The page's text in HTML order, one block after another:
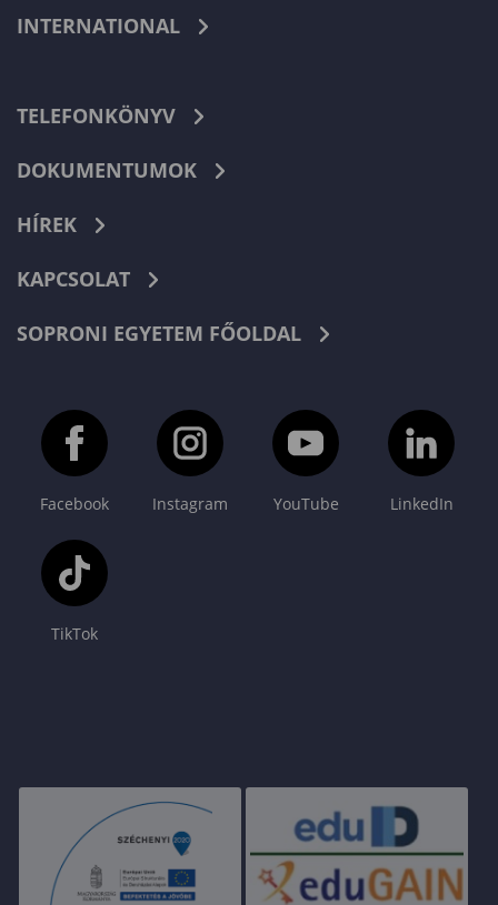
INTERNATIONAL
TELEFONKÖNYV
DOKUMENTUMOK
HÍREK
KAPCSOLAT
SOPRONI EGYETEM FŐOLDAL
Facebook Instagram YouTube LinkedIn
TikTok